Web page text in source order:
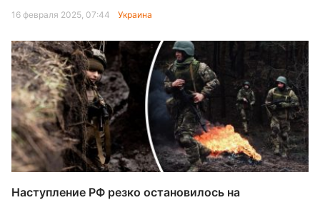
16 февраля 2025, 07:44 Украина
Наступление РФ резко остановилось на